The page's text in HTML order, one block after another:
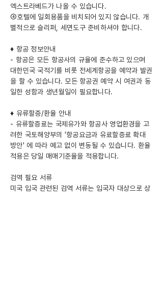
엑스트라베드가 나올 수 있습니다.
④호텔에 일회용품을 비치되어 있지 않습니다. 개
별적으로 슬리퍼, 세면도구 준비하셔야 합니다.
♦ 항공 정보안내
- 항공은 모든 항공사의 규율에 준수하고 있으며
대한민국 국적기를 비롯 전세계항공을 예약과 발권
을 할 수 있습니다. 모든 항공권 예약 시 여권과 동
일한 성함과 생년월일이 필요합니다.
♦ 유류할증/환율 안내
- 유류할증료는 국제유가와 항공사 영업환경을 고
려한 국토해양부의 '항공요금과 유료할증료 확대
방안' 에 따라 예고 없이 변동될 수 있습니다. 환율
적용은 당일 매매기준율을 적용합니다.
검역 필요 서류
미국 입국 관련된 검역 서류는 입국자 대상으로 상